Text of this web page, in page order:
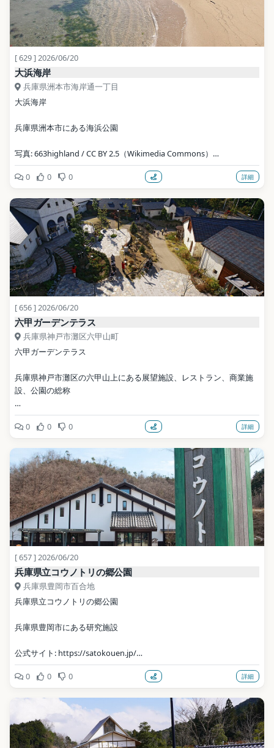
[ 629 ] 2026/06/20
大浜海岸
兵庫県洲本市海岸通一丁目
大浜海岸
兵庫県洲本市にある海浜公園
写真: 663highland / CC BY 2.5（Wikimedia Commons）
地点データ: Wikidata (CC0)
0 0 0 詳細
[ 656 ] 2026/06/20
六甲ガーデンテラス
兵庫県神戸市灘区六甲山町
六甲ガーデンテラス
兵庫県神戸市灘区の六甲山上にある展望施設、レストラン、商業施
設、公園の総称
公式サイト: https://www.rokkosan.com/zh-tw/gt/
写真: 663highland / CC BY 2.5（Wikimedia Commons）
地点データ: Wikidata (CC0)
0 0 0 詳細
[ 657 ] 2026/06/20
兵庫県立コウノトリの郷公園
兵庫県豊岡市百合地
兵庫県立コウノトリの郷公園
兵庫県豊岡市にある研究施設
公式サイト: https://satokouen.jp/
写真: hashi photo / CC BY 3.0（Wikimedia Commons）
地点データ: Wikidata (CC0)
0 0 0 詳細